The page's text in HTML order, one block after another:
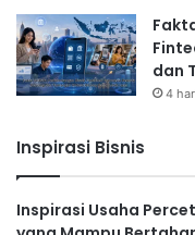
dan
4
Inspirasi Bisnis
Inspirasi Usaha